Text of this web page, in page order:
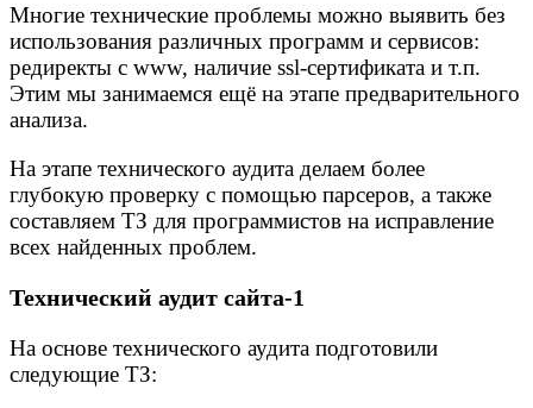
Многие технические проблемы можно выявить без
использования различных программ и сервисов:
редиректы с www, наличие ssl-сертификата и т.п.
Этим мы занимаемся ещё на этапе предварительного
анализа.
На этапе технического аудита делаем более
глубокую проверку с помощью парсеров, а также
составляем ТЗ для программистов на исправление
всех найденных проблем.
Технический аудит сайта-1
На основе технического аудита подготовили
следующие ТЗ: